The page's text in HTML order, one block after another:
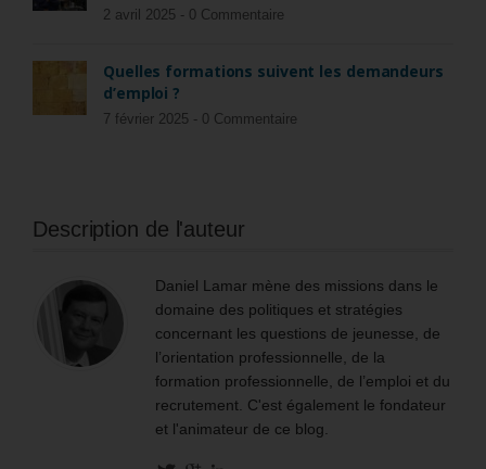
2 avril 2025 - 0 Commentaire
Quelles formations suivent les demandeurs
d’emploi ?
7 février 2025 - 0 Commentaire
Description de l'auteur
Daniel Lamar mène des missions dans le
domaine des politiques et stratégies
concernant les questions de jeunesse, de
l’orientation professionnelle, de la
formation professionnelle, de l’emploi et du
recrutement. C'est également le fondateur
et l'animateur de ce blog.